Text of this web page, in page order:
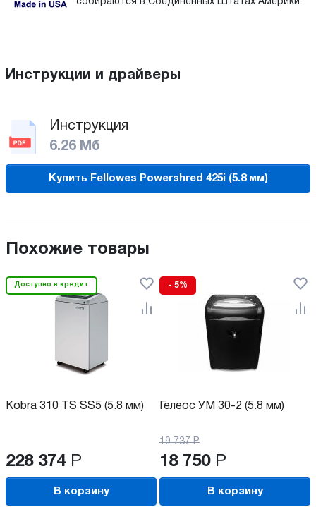
Инструкции и драйверы
Инструкция
6.26 Мб
Купить Fellowes Powershred 425i (5.8 мм)
Похожие товары
Доступно в кредит
Kobra 310 TS SS5 (5.8 мм)
228 374 Р
В корзину
- 5%
Гелеос УМ 30-2 (5.8 мм)
19 737 Р
18 750 Р
В корзину